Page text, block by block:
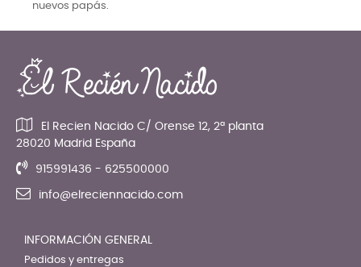
nuevos papás.
El Recien Nacido C/ Orense 12, 2ª planta
28020 Madrid España
915991436 - 625500000
info@elreciennacido.com
INFORMACIÓN GENERAL
Pedidos y entregas